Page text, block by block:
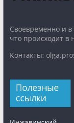
Cвоевременно и
что происходит в
Контакты:
Полезные
ссылки